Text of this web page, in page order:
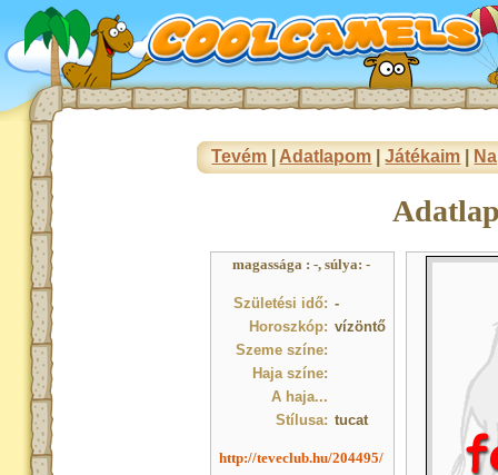
Tevém Adatlapom |Játékaim
magassága : -, súlya: -
Születési idő: -
Horoszkóp: vízöntő
Szeme színe:
Haja színe:
A haja...
Stílusa: tucat
http://teveclub.hu/204495/